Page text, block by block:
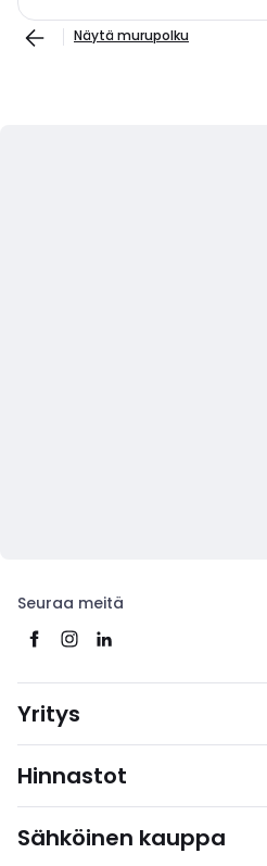
Näytä murupolku
Seuraa meitä
Yritys
Hinnastot
Sähköinen kauppa